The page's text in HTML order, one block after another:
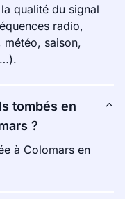
qualité du signal
radio,
météo, saison,
tombés en
?
à Colomars en